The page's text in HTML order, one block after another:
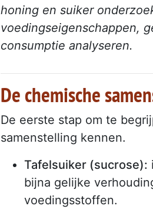
honing en suiker
voedingseigenschappen,
consumptie analyseren.
De chemische
De eerste stap om te
samenstelling kennen.
Tafelsuiker (sucrose):
bijna gelijke
voedingsstoffen.